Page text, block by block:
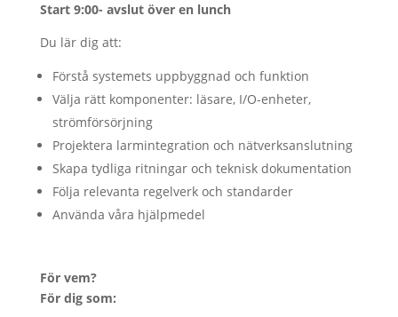
Start 9:00- avslut över en lunch
Du lär dig att:
Förstå systemets uppbyggnad och funktion
Välja rätt komponenter: läsare, I/O-enheter,
strömförsörjning
Projektera larmintegration och nätverksanslutning
Skapa tydliga ritningar och teknisk dokumentation
Följa relevanta regelverk och standarder
Använda våra hjälpmedel
För vem?
För dig som: